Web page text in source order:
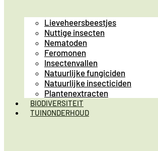
Lieveheersbeestjes
Nuttige insecten
Nematoden
Feromonen
Insectenvallen
Natuurlijke fungiciden
Natuurlijke insecticiden
Plantenextracten
BIODIVERSITEIT
TUINONDERHOUD